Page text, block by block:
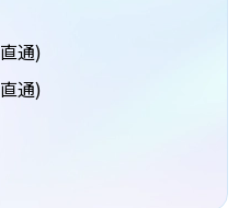
通)
通)